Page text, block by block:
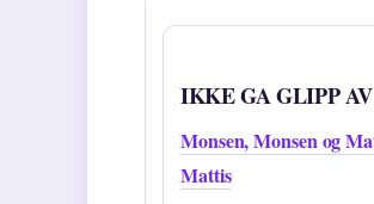
IKKE GA GLIPP
Monsen, Monsen og
Mattis